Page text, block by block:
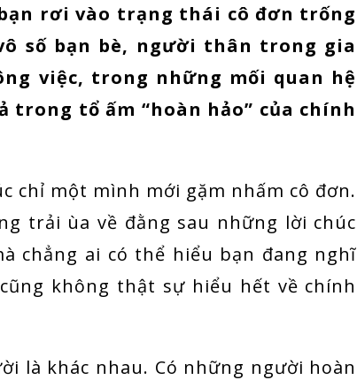
rơi vào trạng thái cô đơn trống
số bạn bè, người thân trong gia
việc, trong những mối quan hệ
trong tổ ấm “hoàn hảo” của chính
chỉ một mình mới gặm nhấm cô đơn.
trải ùa về đằng sau những lời chúc
chẳng ai có thể hiểu bạn đang nghĩ
không thật sự hiểu hết về chính
là khác nhau. Có những người hoàn